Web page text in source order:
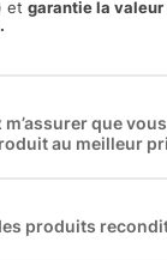
etgarantie la valeur
que
au meilleur
de rachat. De
la commission sur
produits